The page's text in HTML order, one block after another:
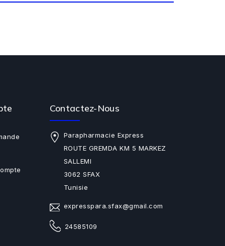
Contactez-Nous
Parapharmacie Express
ROUTE GREMDA KM 5 MARKEZ
SALLEMI
3062 SFAX
Tunisie
expresspara.sfax@gmail.com
24585109